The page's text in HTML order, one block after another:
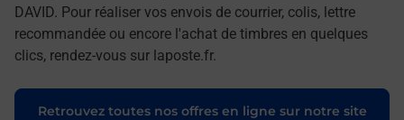
DAVID. Pour réaliser vos envois de courrier, colis, lettre
recommandée ou encore l'achat de timbres en quelques
clics, rendez-vous sur laposte.fr.
Retrouvez toutes nos offres en ligne sur notre site